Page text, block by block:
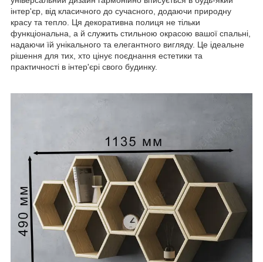
інтер'єр, від класичного до сучасного, додаючи природну
красу та тепло. Ця декоративна полиця не тільки
функціональна, а й служить стильною окрасою вашої спальні,
надаючи їй унікального та елегантного вигляду. Це ідеальне
рішення для тих, хто цінує поєднання естетики та
практичності в інтер'єрі свого будинку.